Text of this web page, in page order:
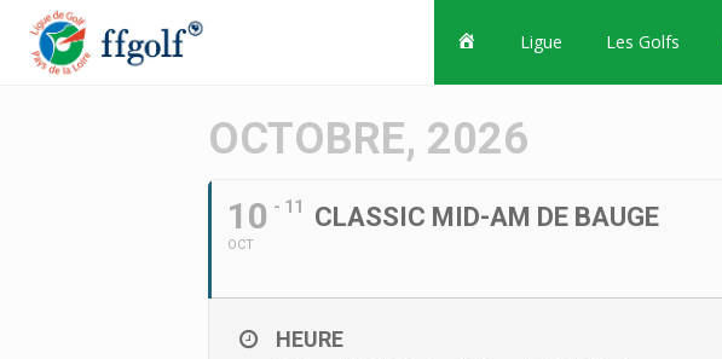
Accueil
Ligue Les Golfs
OCTOBRE, 2026
10
OCT
- 11 CLASSIC MID-AM DE BAUGE
HEURE